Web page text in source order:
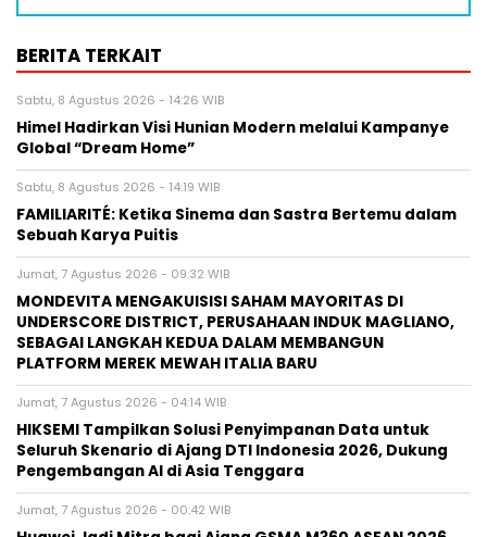
BERITA TERKAIT
Sabtu, 8 Agustus 2026 - 14:26 WIB
Himel Hadirkan Visi Hunian Modern melalui Kampanye
Global “Dream Home”
Sabtu, 8 Agustus 2026 - 14:19 WIB
FAMILIARITÉ: Ketika Sinema dan Sastra Bertemu dalam
Sebuah Karya Puitis
Jumat, 7 Agustus 2026 - 09:32 WIB
MONDEVITA MENGAKUISISI SAHAM MAYORITAS DI
UNDERSCORE DISTRICT, PERUSAHAAN INDUK MAGLIANO,
SEBAGAI LANGKAH KEDUA DALAM MEMBANGUN
PLATFORM MEREK MEWAH ITALIA BARU
Jumat, 7 Agustus 2026 - 04:14 WIB
HIKSEMI Tampilkan Solusi Penyimpanan Data untuk
Seluruh Skenario di Ajang DTI Indonesia 2026, Dukung
Pengembangan AI di Asia Tenggara
Jumat, 7 Agustus 2026 - 00:42 WIB